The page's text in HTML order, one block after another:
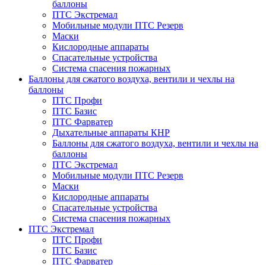
баллоны
ПТС Экстремал
Мобильные модули ПТС Резерв
Маски
Кислородные аппараты
Спасательные устройства
Система спасения пожарных
Баллоны для сжатого воздуха, вентили и чехлы на
баллоны
ПТС Профи
ПТС Базис
ПТС Фарватер
Дыхательные аппараты КНР
Баллоны для сжатого воздуха, вентили и чехлы на
баллоны
ПТС Экстремал
Мобильные модули ПТС Резерв
Маски
Кислородные аппараты
Спасательные устройства
Система спасения пожарных
ПТС Экстремал
ПТС Профи
ПТС Базис
ПТС Фарватер